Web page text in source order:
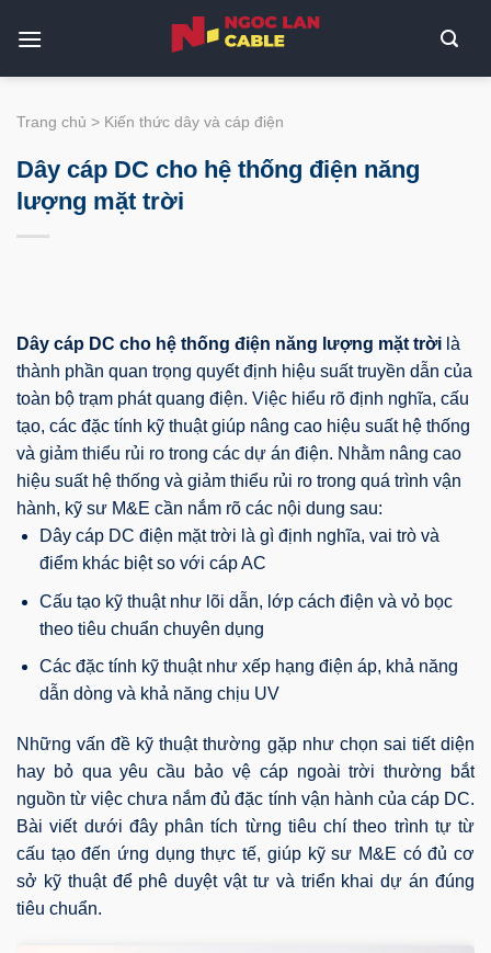
qua
Trang chủ > Kiến thức dây và cáp điện
Dây cáp DC cho hệ thống điện năng
lượng mặt trời
Dây cáp DC cho hệ thống điện năng lượng mặt trời là
thành phần quan trọng quyết định hiệu suất truyền dẫn của
toàn bộ trạm phát quang điện. Việc hiểu rõ định nghĩa, cấu
tạo, các đặc tính kỹ thuật giúp nâng cao hiệu suất hệ thống
và giảm thiểu rủi ro trong các dự án điện. Nhằm nâng cao
hiệu suất hệ thống và giảm thiểu rủi ro trong quá trình vận
hành, kỹ sư M&E cần nắm rõ các nội dung sau:
Dây cáp DC điện mặt trời là gì định nghĩa, vai trò và
điểm khác biệt so với cáp AC
Cấu tạo kỹ thuật như lõi dẫn, lớp cách điện và vỏ bọc
theo tiêu chuẩn chuyên dụng
Các đặc tính kỹ thuật như xếp hạng điện áp, khả năng
dẫn dòng và khả năng chịu UV
Những vấn đề kỹ thuật thường gặp như chọn sai tiết diện
hay bỏ qua yêu cầu bảo vệ cáp ngoài trời thường bắt
nguồn từ việc chưa nắm đủ đặc tính vận hành của cáp DC.
Bài viết dưới đây phân tích từng tiêu chí theo trình tự từ
cấu tạo đến ứng dụng thực tế, giúp kỹ sư M&E có đủ cơ
sở kỹ thuật để phê duyệt vật tư và triển khai dự án đúng
tiêu chuẩn.